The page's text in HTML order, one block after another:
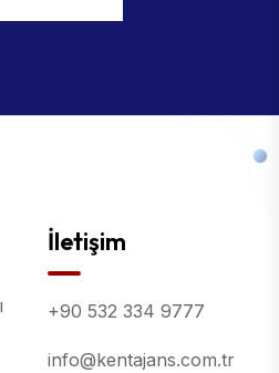
İletişim
+90 532 334 9777
info@kentajans.com.tr